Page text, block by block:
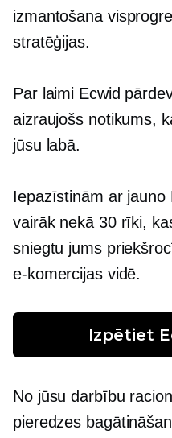
izmantošana
stratēģijas.
Par laimi Ecwid
aizraujošs notikums,
jūsu labā.
Iepazīstinām ar jauno
vairāk nekā 30 rīki,
sniegtu jums
e-komercijas vidē.
Izpētiet
No jūsu darbību
pieredzes